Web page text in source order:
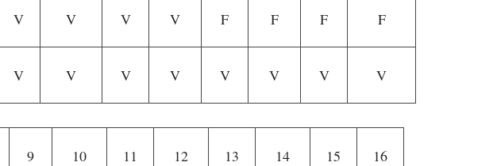
V V V V F F F F
V V V V V V V V
9
10
11
12
13
14
15
16